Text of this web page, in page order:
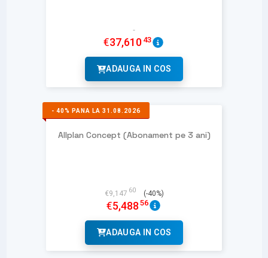
€37,610 43
ADAUGA IN COS
- 40% PANA LA 31.08.2026
Allplan Concept (Abonament pe 3 ani)
€9,147 60 (-40%)
€5,488 56
ADAUGA IN COS